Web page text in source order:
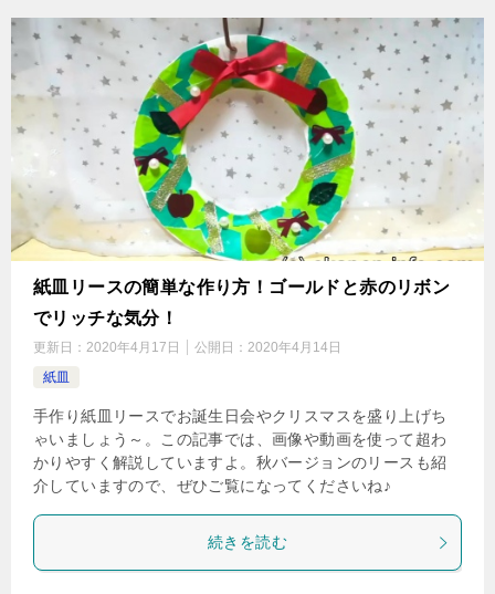
紙皿リースの簡単な作り方！ゴールドと赤のリボン
でリッチな気分！
更新日： 2020年4月17日 公開日： 2020年4月14日
紙皿
手作り紙皿リースでお誕生日会やクリスマスを盛り上げち
ゃいましょう～。この記事では、画像や動画を使って超わ
かりやすく解説していますよ。秋バージョンのリースも紹
介していますので、ぜひご覧になってくださいね♪
続きを読む